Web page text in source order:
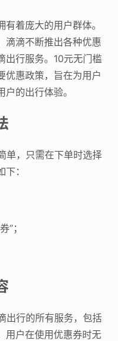
着庞大的用户群体。
滴滴不断推出各种优惠
出行服务。10元无门槛
优惠政策，旨在为用户
的出行体验。
单，只需在下单时选择
：
”；
出行的所有服务，包括
用户在使用优惠券时无